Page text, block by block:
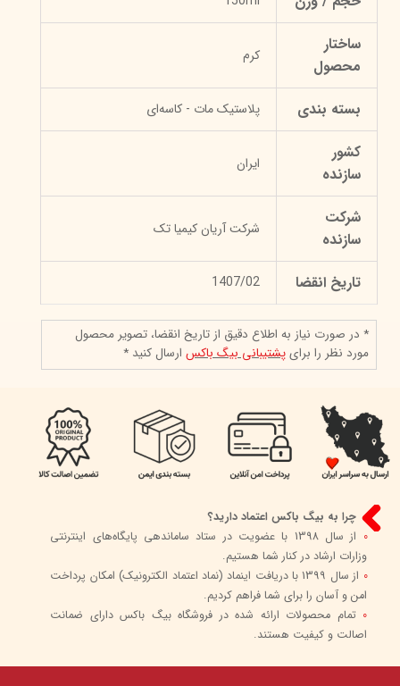
ساختار
محصول
کرم
بسته بندی پلاستیک مات - کاسه‌ای
کشور
سازنده
ایران
شرکت
سازنده
شرکت آریان کیمیا تک
تاریخ انقضا 1407/02
* در صورت نیاز به اطلاع دقیق از تاریخ انقضا، تصویر محصول
مورد نظر را برایپشتیبانی بیگ باکسارسال کنید *
چرا به بیگ باکس اعتماد دارید؟
0
از سال 1398 با عضویت در ستاد ساماندهی پایگاه‌های اینترنتی
وزارات ارشاد در کنار شما هستیم.
0
از سال 1399 با دریافت اینماد (نماد اعتماد الکترونیک) امکان پرداخت
امن و آسان را برای شما فراهم کردیم.
0 تمام محصولات ارائه شده در فروشگاه بیگ باکس دارای ضمانت
اصالت و کیفیت هستند.